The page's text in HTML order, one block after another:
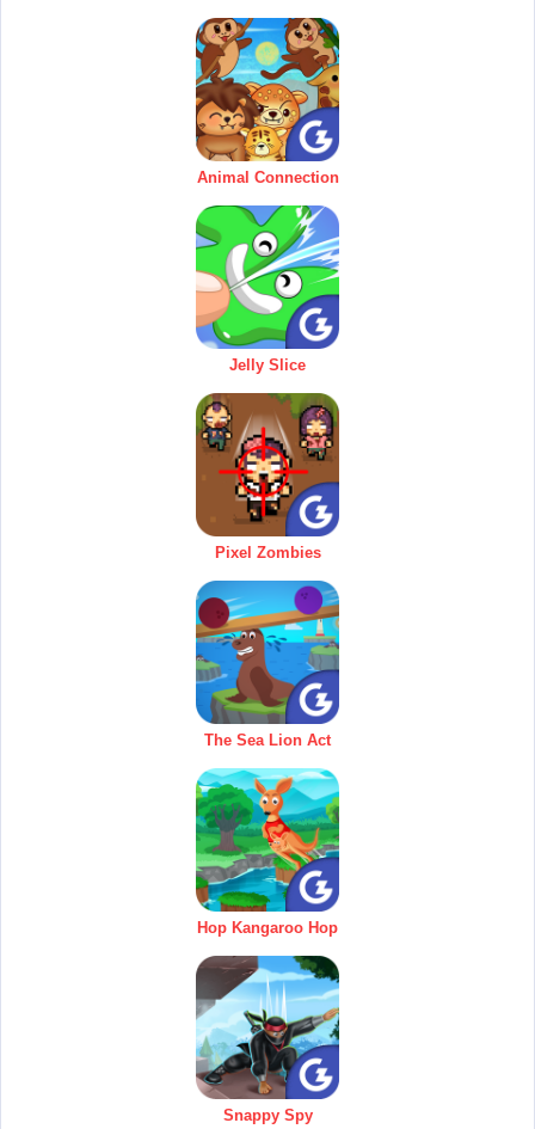
Animal Connection
Jelly Slice
Pixel Zombies
The Sea Lion Act
Hop Kangaroo Hop
Snappy Spy